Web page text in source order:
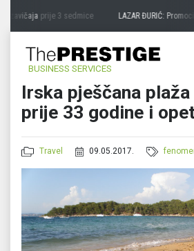
zavičajaprije 3 sedmice LAZAR ĐURIĆ:
BUSINESS SERVICES
Irska pješčana
prije 33 godine i
Travel 09.05.2017.